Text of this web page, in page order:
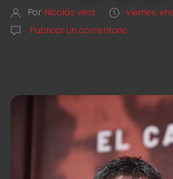
Por Nicolás vera
viernes,
Publicar un comentario